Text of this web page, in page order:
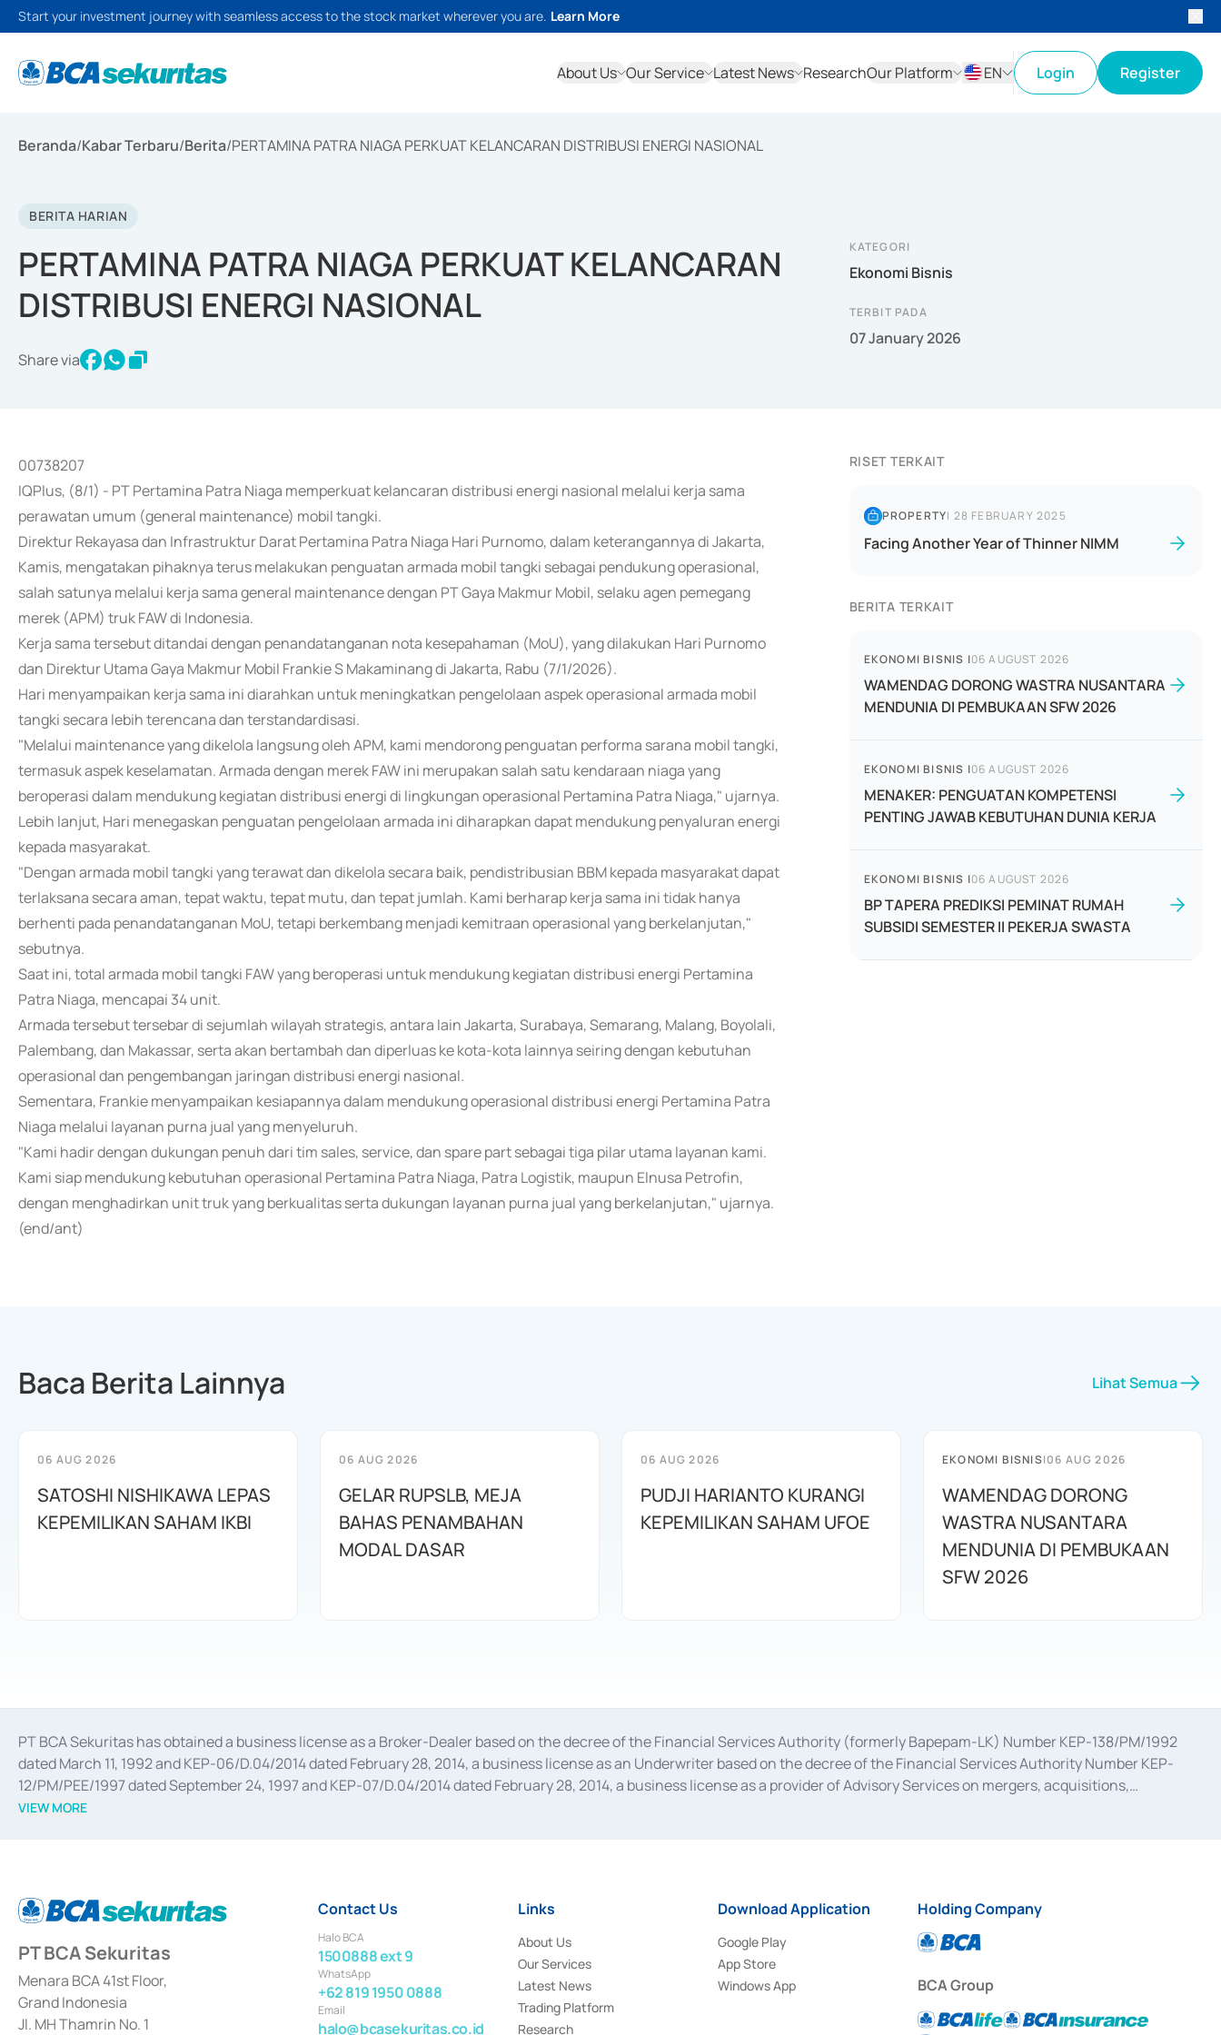
Start your investment journey with seamless access to the stock market wherever you are. Learn More
About Us Our Service Latest News ResearchOur Platform
EN
Login Register
Beranda/Kabar Terbaru/Berita/PERTAMINA PATRA NIAGA PERKUAT KELANCARAN DISTRIBUSI ENERGI NASIONAL
BERITA HARIAN
PERTAMINA PATRA NIAGA PERKUAT KELANCARAN
DISTRIBUSI ENERGI NASIONAL
Share via
KATEGORI
Ekonomi Bisnis
TERBIT PADA
07 January 2026
00738207
IQPlus, (8/1) - PT Pertamina Patra Niaga memperkuat kelancaran distribusi energi nasional melalui kerja sama
perawatan umum (general maintenance) mobil tangki.
Direktur Rekayasa dan Infrastruktur Darat Pertamina Patra Niaga Hari Purnomo, dalam keterangannya di Jakarta,
Kamis, mengatakan pihaknya terus melakukan penguatan armada mobil tangki sebagai pendukung operasional,
salah satunya melalui kerja sama general maintenance dengan PT Gaya Makmur Mobil, selaku agen pemegang
merek (APM) truk FAW di Indonesia.
Kerja sama tersebut ditandai dengan penandatanganan nota kesepahaman (MoU), yang dilakukan Hari Purnomo
dan Direktur Utama Gaya Makmur Mobil Frankie S Makaminang di Jakarta, Rabu (7/1/2026).
Hari menyampaikan kerja sama ini diarahkan untuk meningkatkan pengelolaan aspek operasional armada mobil
tangki secara lebih terencana dan terstandardisasi.
"Melalui maintenance yang dikelola langsung oleh APM, kami mendorong penguatan performa sarana mobil tangki,
termasuk aspek keselamatan. Armada dengan merek FAW ini merupakan salah satu kendaraan niaga yang
beroperasi dalam mendukung kegiatan distribusi energi di lingkungan operasional Pertamina Patra Niaga," ujarnya.
Lebih lanjut, Hari menegaskan penguatan pengelolaan armada ini diharapkan dapat mendukung penyaluran energi
kepada masyarakat.
"Dengan armada mobil tangki yang terawat dan dikelola secara baik, pendistribusian BBM kepada masyarakat dapat
terlaksana secara aman, tepat waktu, tepat mutu, dan tepat jumlah. Kami berharap kerja sama ini tidak hanya
berhenti pada penandatanganan MoU, tetapi berkembang menjadi kemitraan operasional yang berkelanjutan,"
sebutnya.
Saat ini, total armada mobil tangki FAW yang beroperasi untuk mendukung kegiatan distribusi energi Pertamina
Patra Niaga, mencapai 34 unit.
Armada tersebut tersebar di sejumlah wilayah strategis, antara lain Jakarta, Surabaya, Semarang, Malang, Boyolali,
Palembang, dan Makassar, serta akan bertambah dan diperluas ke kota-kota lainnya seiring dengan kebutuhan
operasional dan pengembangan jaringan distribusi energi nasional.
Sementara, Frankie menyampaikan kesiapannya dalam mendukung operasional distribusi energi Pertamina Patra
Niaga melalui layanan purna jual yang menyeluruh.
"Kami hadir dengan dukungan penuh dari tim sales, service, dan spare part sebagai tiga pilar utama layanan kami.
Kami siap mendukung kebutuhan operasional Pertamina Patra Niaga, Patra Logistik, maupun Elnusa Petrofin,
dengan menghadirkan unit truk yang berkualitas serta dukungan layanan purna jual yang berkelanjutan," ujarnya.
(end/ant)
RISET TERKAIT
PROPERTY| 28 FEBRUARY 2025
Facing Another Year of Thinner NIMM
BERITA TERKAIT
EKONOMI BISNIS |06 AUGUST 2026
WAMENDAG DORONG WASTRA NUSANTARA
MENDUNIA DI PEMBUKAAN SFW 2026
EKONOMI BISNIS |06 AUGUST 2026
MENAKER: PENGUATAN KOMPETENSI
PENTING JAWAB KEBUTUHAN DUNIA KERJA
EKONOMI BISNIS |06 AUGUST 2026
BP TAPERA PREDIKSI PEMINAT RUMAH
SUBSIDI SEMESTER II PEKERJA SWASTA
Baca Berita Lainnya Lihat Semua
06 AUG 2026
SATOSHI NISHIKAWA LEPAS
KEPEMILIKAN SAHAM IKBI
06 AUG 2026
GELAR RUPSLB, MEJA
BAHAS PENAMBAHAN
MODAL DASAR
06 AUG 2026
PUDJI HARIANTO KURANGI
KEPEMILIKAN SAHAM UFOE
EKONOMI BISNIS|06 AUG 2026
WAMENDAG DORONG
WASTRA NUSANTARA
MENDUNIA DI PEMBUKAAN
SFW 2026
PT BCA Sekuritas has obtained a business license as a Broker-Dealer based on the decree of the Financial Services Authority (formerly Bapepam-LK) Number KEP-138/PM/1992
dated March 11, 1992 and KEP-06/D.04/2014 dated February 28, 2014, a business license as an Underwriter based on the decree of the Financial Services Authority Number KEP-
12/PM/PEE/1997 dated September 24, 1997 and KEP-07/D.04/2014 dated February 28, 2014, a business license as a provider of Advisory Services on mergers, acquisitions,
divestments, and joint ventures based on the decree of the Financial Services Authority Number S-67/PM.21/2014 dated February 28, 2014, a business license as a provider of
Settlement of Commercial Paper Transactions whose license was issued in 2018.
VIEW MORE
PT BCA Sekuritas
Menara BCA 41st Floor,
Grand Indonesia
Jl. MH Thamrin No. 1
Contact Us
Halo BCA
1500888 ext 9
WhatsApp
+62 819 1950 0888
Email
halo@bcasekuritas.co.id
Links
About Us
Our Services
Latest News
Trading Platform
Research
Download Application
Google Play
App Store
Windows App
Holding Company
BCA Group